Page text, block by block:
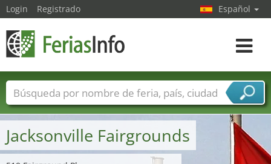
Jacksonville Fairgrounds
Login Registrado Español
toggle
Nombres de ferias Países
Ciudades
Sectores de ferias
Sectores de proveedor de servicios